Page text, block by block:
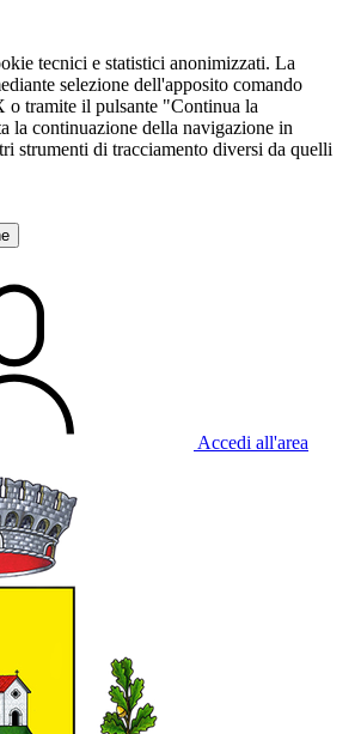
tecnici e statistici anonimizzati. La
selezione dell'apposito comando
o tramite il pulsante "Continua la
la continuazione della navigazione in
strumenti di tracciamento diversi da quelli
Accedi all'area